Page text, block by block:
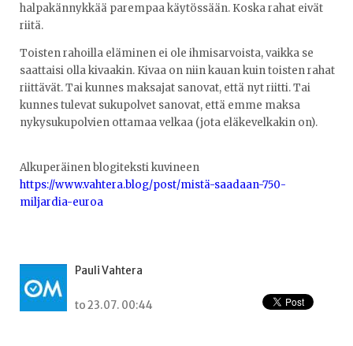
halpakännykkää parempaa käytössään. Koska rahat eivät
riitä.
Toisten rahoilla eläminen ei ole ihmisarvoista, vaikka se
saattaisi olla kivaakin. Kivaa on niin kauan kuin toisten rahat
riittävät. Tai kunnes maksajat sanovat, että nyt riitti. Tai
kunnes tulevat sukupolvet sanovat, että emme maksa
nykysukupolvien ottamaa velkaa (jota eläkevelkakin on).
Alkuperäinen blogiteksti kuvineen
https://www.vahtera.blog/post/mistä-saadaan-750-
miljardia-euroa
Pauli Vahtera
to 23.07. 00:44